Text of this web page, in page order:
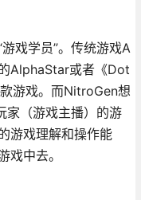
戏学员”。传统游戏A
AlphaStar或者《Dot
游戏。而NitroGen想
家（游戏主播）的游
游戏理解和操作能
戏中去。